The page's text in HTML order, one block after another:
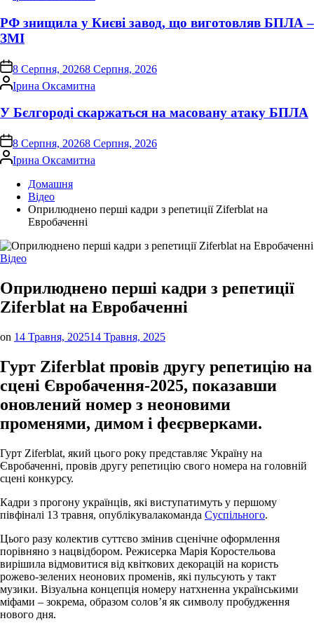
РФ знищила у Києві завод, що виготовляв БПЛА –
ЗМІ
on8 Серпня, 20268 Серпня, 2026
Опубліковано
Ірина Оксамитна
У Бєлгороді скаржаться на масовану атаку БПЛА
on8 Серпня, 20268 Серпня, 2026
Опубліковано
Ірина Оксамитна
Домашня
Відео
Оприлюднено перші кадри з репетиції Ziferblat на
Евробаченні
Опублікувати
Відео
Оприлюднено перші кадри з репетиції
Ziferblat на Евробаченні
on 14 Травня, 202514 Травня, 2025
Гурт Ziferblat провів другу репетицію на
сцені Євробачення-2025, показавши
оновлений номер з неоновими
променями, димом і феєрверками.
Гурт Ziferblat, який цього року представляє Україну на
Євробаченні, провів другу репетицію свого номера на головній
сцені конкурсу.
Кадри з прогону українців, які виступатимуть у першому
півфіналі 13 травня, опублікувалакоманда Суспільного.
Цього разу колектив суттєво змінив сценічне оформлення
порівняно з нацвідбором. Режисерка Марія Коростельова
вирішила відмовитися від квіткових декорацій на користь
рожево-зелених неонових променів, які пульсують у такт
музики. Візуальна концепція номеру натхненна українськими
міфами – зокрема, образом солов’я як символу пробудження
нового дня.